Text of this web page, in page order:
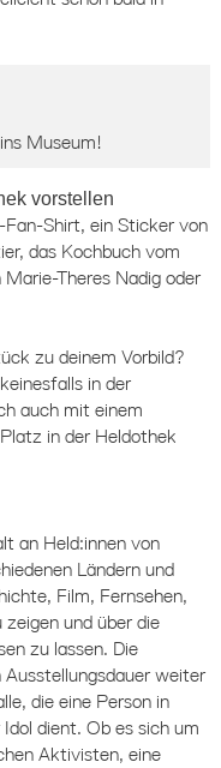
Museum!
vorstellen
Fan-Shirt, ein Sticker von
das Kochbuch vom
Theres Nadig oder
zu deinem Vorbild?
in der
auch mit einem
in der Heldothek
an Held:innen von
Ländern und
Film, Fernsehen,
und über die
zu lassen. Die
weiter
die eine Person in
dient. Ob es sich um
Aktivisten, eine